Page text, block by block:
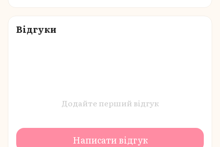
Відгуки
Додайте перший відгук
Написати відгук